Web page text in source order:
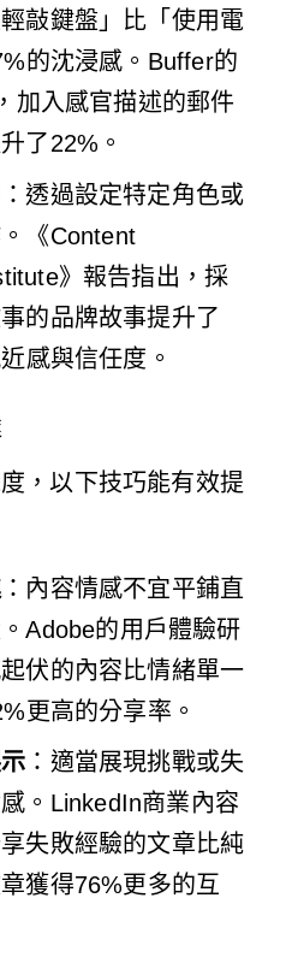
敲鍵盤」比「使用電
的沈浸感。Buffer的
加入感官描述的郵件
了22%。
：透過設定特定角色或
《Content
》報告指出，採
的品牌故事提升了
感與信任度。
，以下技巧能有效提
：內容情感不宜平鋪直
Adobe的用戶體驗研
伏的內容比情緒單一
更高的分享率。
：適當展現挑戰或失
。LinkedIn商業內容
失敗經驗的文章比純
獲得76%更多的互